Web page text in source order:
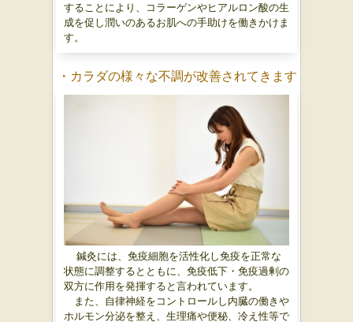
することにより、コラーゲンやヒアルロン酸の生
成を促し潤いのあるお肌への手助けを働きかけま
す。
・カラダの様々な不調が改善されてきます
鍼灸には、免疫細胞を活性化し免疫を正常な
状態に調整するとともに、免疫低下・免疫過剰の
双方に作用を発揮すると言われています。
また、自律神経をコントロールし内臓の働きや
ホルモン分泌を整え、生理痛や便秘、冷え性等で